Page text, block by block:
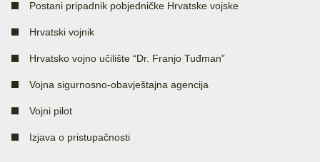
Postani pripadnik pobjedničke Hrvatske vojske
Hrvatski vojnik
Hrvatsko vojno učilište “Dr. Franjo Tuđman”
Vojna sigurnosno-obavještajna agencija
Vojni pilot
Izjava o pristupačnosti